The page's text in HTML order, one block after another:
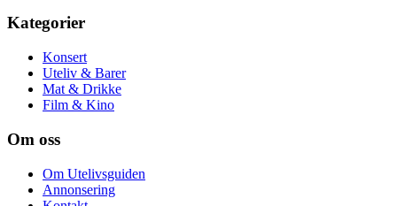
Kategorier
Konsert
Uteliv & Barer
Mat & Drikke
Film & Kino
Om oss
Om Utelivsguiden
Annonsering